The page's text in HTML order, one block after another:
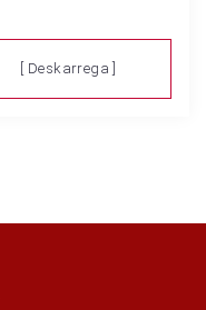
[ Deskarrega ]